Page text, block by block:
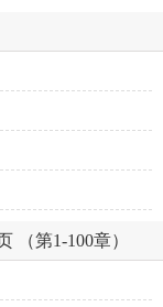
（第1-100章）